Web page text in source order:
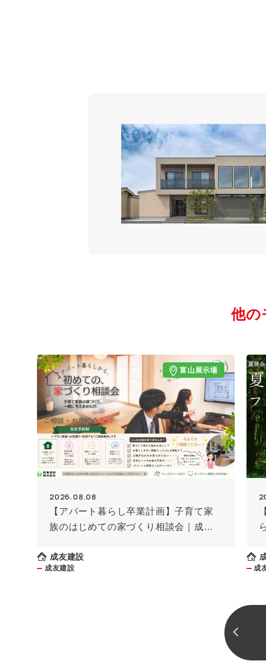
他の
富山展示場
2026.08.08
【アパート暮らし卒業計画】子育て家
族のはじめての家づくり相談会｜成友
成友建設
成友建設 成